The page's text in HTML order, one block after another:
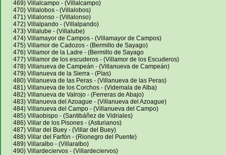
469) Villalcampo - (Villalcampo)
470) Villalobos - (Villalobos)
471) Villalonso - (Villalonso)
472) Villalpando - (Villalpando)
473) Villalube - (Villalube)
474) Villamayor de Campos - (Villamayor de Campos)
475) Villamor de Cadozos - (Bermillo de Sayago)
476) Villamor de la Ladre - (Bermillo de Sayago
477) Villamor de los escuderos - (Villamor de los Escuderos)
478) Villanueva de Campeán - (Villanueva de Campeán)
479) Villanueva de la Sierra - (Pías)
480) Villanueva de las Peras - (Villanueva de las Peras)
481) Villanueva de los Corchos - (Videmala de Alba)
482) Villanueva de Valrojo - (Ferreras de Abajo)
483) Villanueva del Azoague - (Villanueva del Azoague)
484) Villanueva del Campo - (Villanueva del Campo)
485) Villaobispo - (Santibáñez de Vidriales)
486) Villar de los Pisones - (Asturianos)
487) Villar del Buey - (Villar del Buey)
488) Villar del Farfón - (Rionegro del Puente)
489) Villaralbo - (Villaralbo)
490) Villardeciervos - (Villardeciervos)